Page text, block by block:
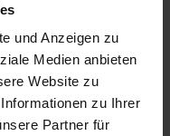
und Anzeigen zu
Medien anbieten
Website zu
zu Ihrer
Partner für